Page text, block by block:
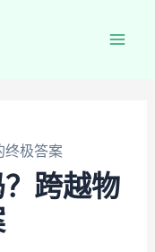
终极答案
跨越物